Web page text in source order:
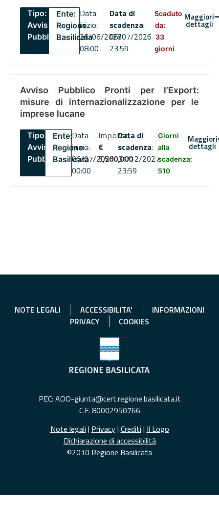
Tipo:
Avviso
Pubblico
Ente:
Regione
Basilicata
Data
inizio:
26/06/2026
08:00
Data di
scadenza:
06/07/2026
23:59
Scaduto
da:
33
giorni
Maggiori
dettagli
Avviso Pubblico Pronti per l’Export:
misure di internazionalizzazione per le
imprese lucane
Tipo:
Avviso
Pubblico
Ente:
Regione
Basilicata
Data
inizio:
06/07/2026
00:00
Importo
€
5,500,000
Data di
scadenza:
31/12/2027
23:59
Giorni
alla
scadenza:
510
Maggiori
dettagli
NOTE LEGALI ACCESSIBILITA'
INFORMAZIONI
PRIVACY
COOKIES
PEC: AOO-giunta@cert.regione.basilicata.it
C.F. 80002950766
Note legali | Privacy| Crediti | Il Logo
Dichiarazione di accessibilità
©2010 Regione Basilicata